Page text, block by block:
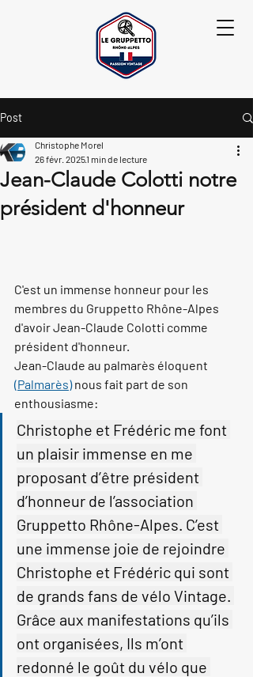
Post
Jean-Claude Colotti notre
président d'honneur
Christophe Morel
26 févr. 20251 min de lecture
C'est un immense honneur pour les
membres du Gruppetto Rhône-Alpes
d'avoir Jean-Claude Colotti comme
président d'honneur.
Jean-Claude au palmarès éloquent
(Palmarès) nous fait part de son
enthousiasme:
Christophe et Frédéric me font
un plaisir immense en me
proposant d’être président
d’honneur de l’association
Gruppetto Rhône-Alpes. C’est
une immense joie de rejoindre
Christophe et Frédéric qui sont
de grands fans de vélo Vintage.
Grâce aux manifestations qu’ils
ont organisées, Ils m’ont
redonné le goût du vélo que